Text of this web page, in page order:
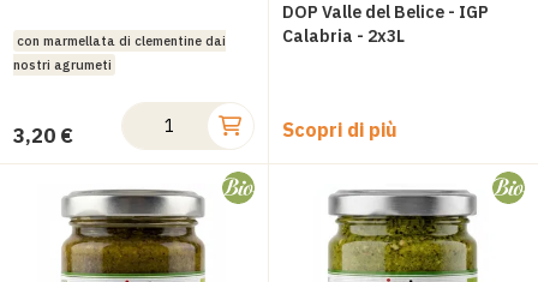
desideri
con marmellata di clementine dai
nostri agrumeti
3,20 €
DOP Valle del Belice - IGP
Calabria - 2x3L
Scopri di più